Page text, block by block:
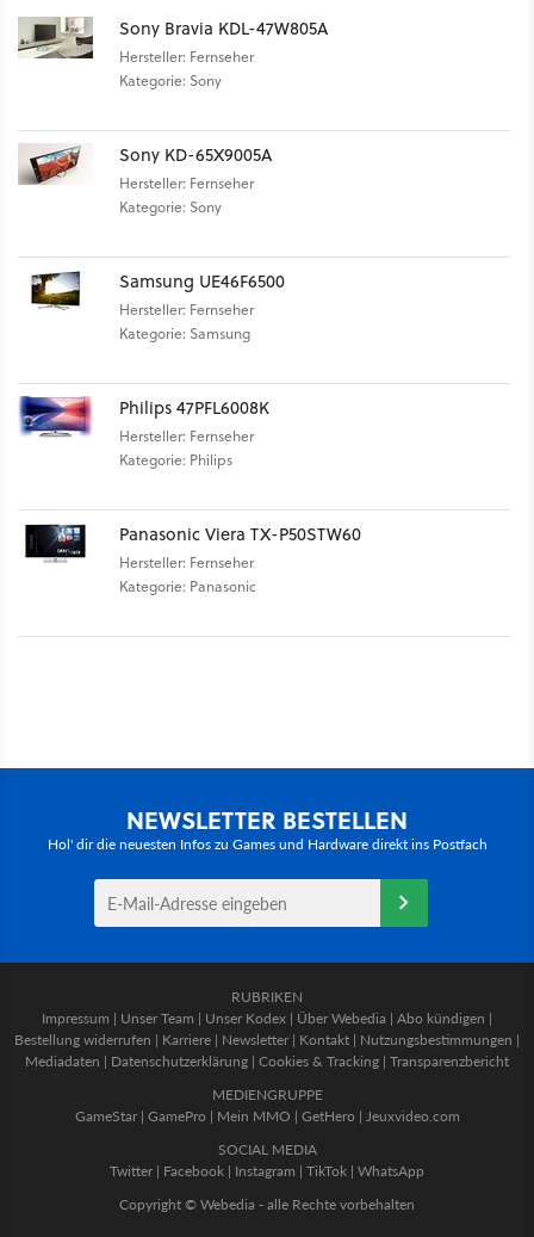
Sony Bravia KDL-47W805A
Hersteller: Fernseher
Kategorie: Sony
Sony KD-65X9005A
Hersteller: Fernseher
Kategorie: Sony
Samsung UE46F6500
Hersteller: Fernseher
Kategorie: Samsung
Philips 47PFL6008K
Hersteller: Fernseher
Kategorie: Philips
Panasonic Viera TX-P50STW60
Hersteller: Fernseher
Kategorie: Panasonic
NEWSLETTER BESTELLEN
Hol' dir die neuesten Infos zu Games und Hardware direkt ins Postfach
RUBRIKEN
Impressum | Unser Team | Unser Kodex | Über Webedia | Abo kündigen |
Bestellung widerrufen | Karriere | Newsletter | Kontakt | Nutzungsbestimmungen |
Mediadaten | Datenschutzerklärung | Cookies & Tracking | Transparenzbericht
MEDIENGRUPPE
GameStar| GamePro | Mein MMO | GetHero | Jeuxvideo.com
SOCIAL MEDIA
Twitter | Facebook | Instagram | TikTok | WhatsApp
Copyright © Webedia - alle Rechte vorbehalten